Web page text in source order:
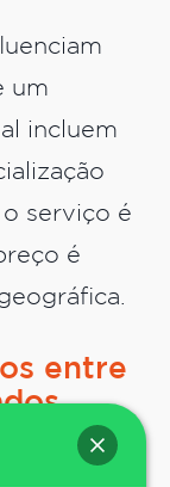
um
incluem
serviço é
é
entre